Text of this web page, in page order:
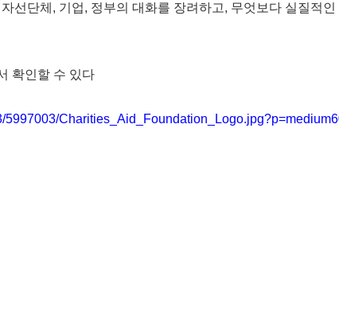
선단체, 기업, 정부의 대화를 장려하고, 무엇보다 실질적
확인할 수 있다
5997003/